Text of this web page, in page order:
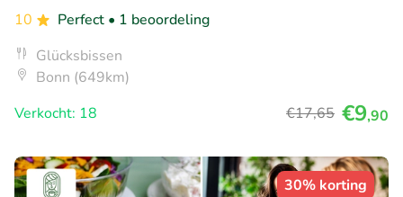
10
Perfect • 1 beoordeling
Glücksbissen
Bonn (649km)
Verkocht: 18
€17,65 €9,90
30% korting